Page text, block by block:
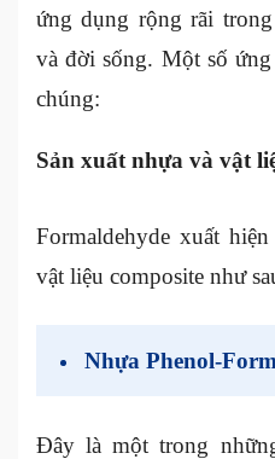
ứng dụng rộng rãi
và đời sống. Một số
chúng:
Sản xuất nhựa và vật
Formaldehyde xuất
vật liệu composite như
Nhựa Phenol-
Đây là một trong